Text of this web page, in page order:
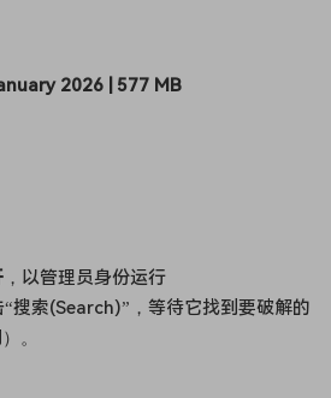
2026 | 577 MB
，以管理员身份运行
搜索(Search)”，等待它找到要破解的
。